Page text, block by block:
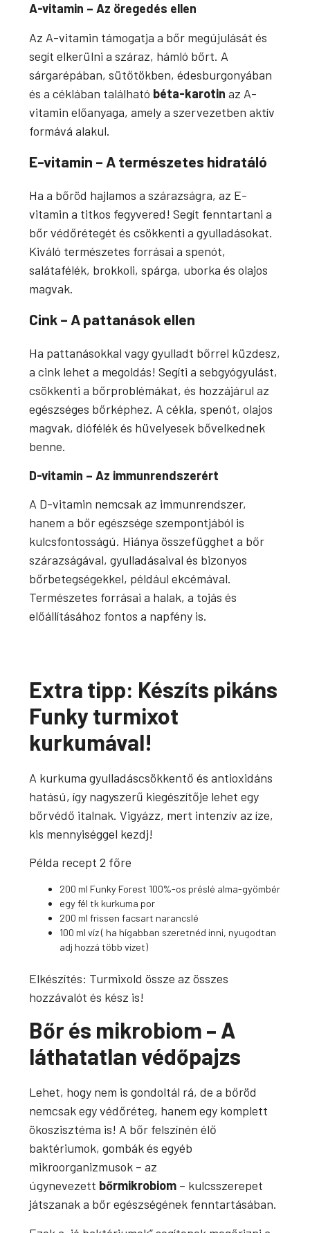
A-vitamin – Az öregedés ellen
Az A-vitamin támogatja a bőr megújulását és
segít elkerülni a száraz, hámló bőrt. A
sárgarépában, sütőtökben, édesburgonyában
és a céklában található béta-karotin az A-
vitamin előanyaga, amely a szervezetben aktív
formává alakul.
E-vitamin – A természetes hidratáló
Ha a bőröd hajlamos a szárazságra, az E-
vitamin a titkos fegyvered! Segít fenntartani a
bőr védőrétegét és csökkenti a gyulladásokat.
Kiváló természetes forrásai a spenót,
salátafélék, brokkoli, spárga, uborka és olajos
magvak.
Cink – A pattanások ellen
Ha pattanásokkal vagy gyulladt bőrrel küzdesz,
a cink lehet a megoldás! Segíti a sebgyógyulást,
csökkenti a bőrproblémákat, és hozzájárul az
egészséges bőrképhez. A cékla, spenót, olajos
magvak, diófélék és hüvelyesek bővelkednek
benne.
D-vitamin – Az immunrendszerért
A D-vitamin nemcsak az immunrendszer,
hanem a bőr egészsége szempontjából is
kulcsfontosságú. Hiánya összefügghet a bőr
szárazságával, gyulladásaival és bizonyos
bőrbetegségekkel, például ekcémával.
Természetes forrásai a halak, a tojás és
előállításához fontos a napfény is.
Extra tipp: Készíts pikáns
Funky turmixot
kurkumával!
A kurkuma gyulladáscsökkentő és antioxidáns
hatású, így nagyszerű kiegészítője lehet egy
bőrvédő italnak. Vigyázz, mert intenzív az íze,
kis mennyiséggel kezdj!
Példa recept 2 főre
200 ml Funky Forest 100%-os préslé alma-gyömbér
egy fél tk kurkuma por
200 ml frissen facsart narancslé
100 ml víz ( ha hígabban szeretnéd inni, nyugodtan
adj hozzá több vizet)
Elkészítés: Turmixold össze az összes
hozzávalót és kész is!
Bőr és mikrobiom – A
láthatatlan védőpajzs
Lehet, hogy nem is gondoltál rá, de a bőröd
nemcsak egy védőréteg, hanem egy komplett
ökoszisztéma is! A bőr felszínén élő
baktériumok, gombák és egyéb
mikroorganizmusok – az
úgynevezett bőrmikrobiom – kulcsszerepet
játszanak a bőr egészségének fenntartásában.